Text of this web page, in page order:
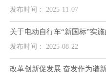
发布时间： 2025-11-07
关于电动自行车“新国标”实
发布时间： 2025-08-22
改革创新促发展 奋发作为谱